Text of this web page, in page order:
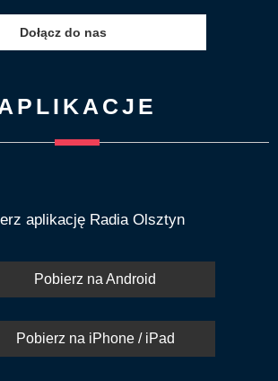
Dołącz do nas
aplikację Radia Olsztyn
Pobierz na Android
Pobierz na iPhone / iPad